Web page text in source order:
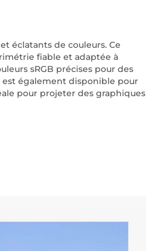
éclatants de couleurs. Ce
fiable et adaptée à
sRGB précises pour des
est également disponible pour
pour projeter des graphiques